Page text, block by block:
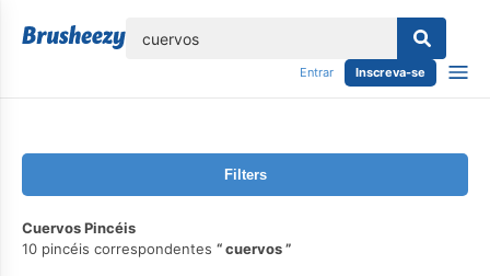
Entrar Inscreva-se
Filters
Cuervos Pincéis
10 pincéis correspondentes
cuervos